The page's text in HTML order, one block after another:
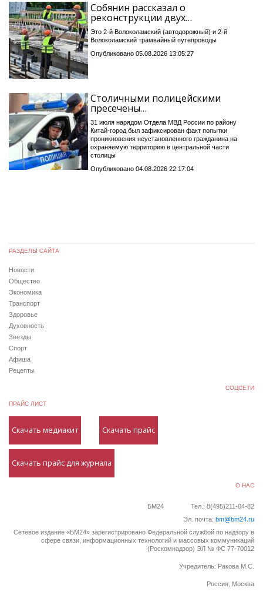
Собянин рассказал о
реконструкции двух…
Это 2-й Волоколамский (автодорожный) и 2-й
Волоколамский трамвайный путепроводы
Опубликовано 05.08.2026 13:05:27
Столичными полицейскими
пресечены…
31 июля нарядом Отдела МВД России по району
Китай-город был зафиксирован факт попытки
проникновения неустановленного гражданина на
охраняемую территорию в центральной части
столицы
Опубликовано 04.08.2026 22:17:04
РАЗДЕЛЫ САЙТА
Новости
Общество
Экономика
Транспорт
Здоровье
Духовность
Звезды
Спорт
Афиша
Рецепты
СОЦСЕТИ
ПРАЙС ЛИСТ
Скачать медиакит Скачать прайс
Скачать прайс для журнала
О НАС
БМ24
Тел.: 8(495)211-04-82
Эл. почта: bm@bm24.ru
Сетевое издание «БМ24» зарегистрировано Федеральной службой по надзору в
сфере связи, информационных технологий и массовых коммуникаций
(Роскомнадзор) ЭЛ № ФС 77-70012
Учредитель: Ракова М.С.
Россия, Москва